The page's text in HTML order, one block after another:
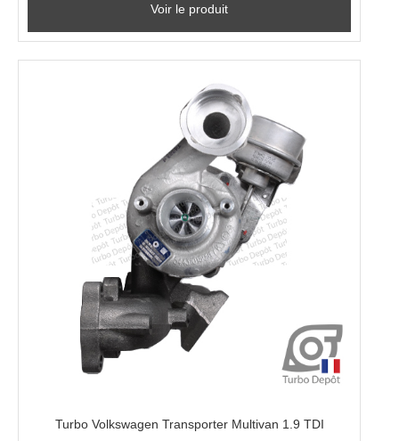
Voir le produit
Turbo Volkswagen Transporter Multivan 1.9 TDI